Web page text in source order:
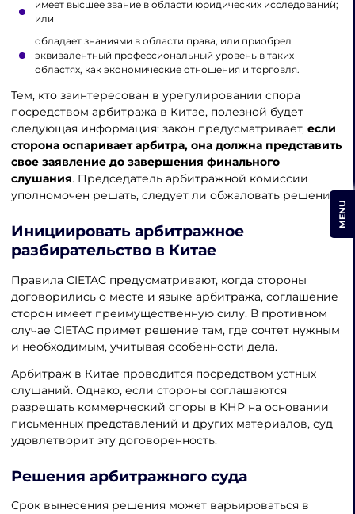
имеет высшее звание в области юридических исследований;
или
обладает знаниями в области права, или приобрел
эквивалентный профессиональный уровень в таких
областях, как экономические отношения и торговля.
Тем, кто заинтересован в урегулировании спора
посредством арбитража в Китае, полезной будет
следующая информация: закон предусматривает, если
сторона оспаривает арбитра, она должна представить
свое заявление до завершения финального
слушания. Председатель арбитражной комиссии
уполномочен решать, следует ли обжаловать решение.
Инициировать арбитражное
разбирательство в Китае
Правила CIETAC предусматривают, когда стороны
договорились о месте и языке арбитража, соглашение
сторон имеет преимущественную силу. В противном
случае CIETAC примет решение там, где сочтет нужным
и необходимым, учитывая особенности дела.
Арбитраж в Китае проводится посредством устных
слушаний. Однако, если стороны соглашаются
разрешать коммерческий споры в КНР на основании
письменных представлений и других материалов, суд
удовлетворит эту договоренность.
Решения арбитражного суда
Срок вынесения решения может варьироваться в
MENU